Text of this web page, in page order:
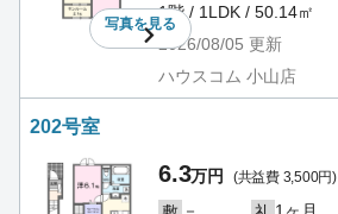
写真を見る
1階 / 1LDK / 50.14㎡
2026/08/05 更新
ハウスコム 小山店
202号室
6.3万円 (共益費 3,500円)
－ 1ヶ月